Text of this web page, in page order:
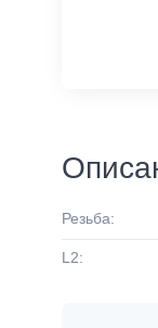
Резьба:
L2: